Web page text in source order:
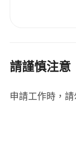
請謹慎注意
申請工作時，